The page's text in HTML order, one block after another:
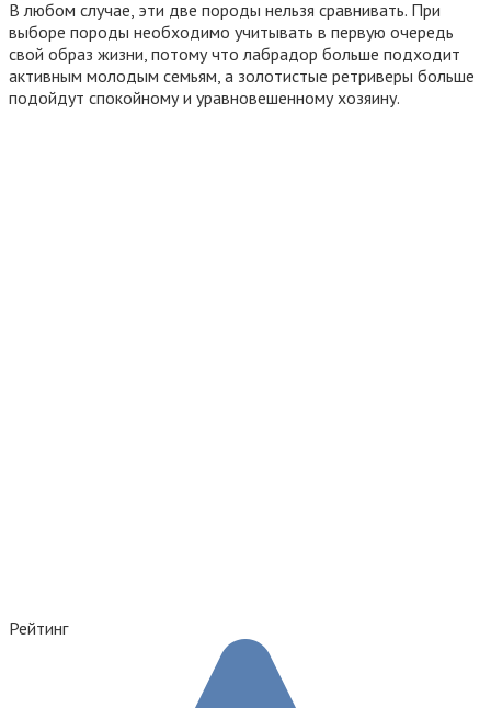
В любом случае, эти две породы нельзя сравнивать. При
выборе породы необходимо учитывать в первую очередь
свой образ жизни, потому что лабрадор больше подходит
активным молодым семьям, а золотистые ретриверы больше
подойдут спокойному и уравновешенному хозяину.
Рейтинг